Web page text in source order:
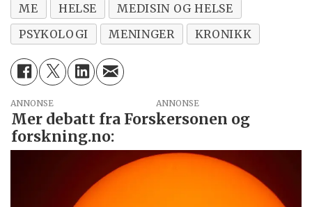
ME HELSE
MEDISIN OG HELSE
PSYKOLOGI
MENINGER KRONIKK
ANNONSE
Mer debatt fra Forskersonen og
forskning.no: